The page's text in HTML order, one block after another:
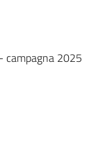
campagna 2025